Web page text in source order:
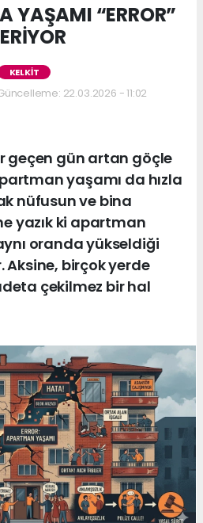
YAŞAMI “ERROR”
KELKİT
22.03.2026 - 11:02
geçen gün artan göçle
yaşamı da hızla
nüfusun ve bina
yazık ki apartman
oranda yükseldiği
birçok yerde
çekilmez bir hal